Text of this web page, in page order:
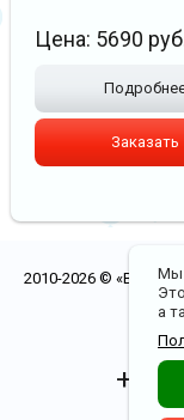
Цена: 5690
Заказать
2010-2026 ©
Мы
а